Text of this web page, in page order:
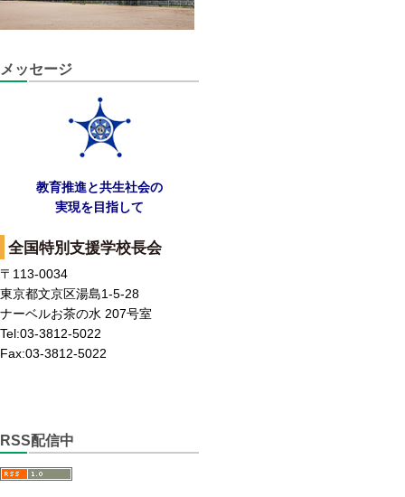
メッセージ
教育推進と共生社会の
実現を目指して
全国特別支援学校長会
〒113-0034
東京都文京区湯島1-5-28
ナーベルお茶の水 207号室
Tel:03-3812-5022
Fax:03-3812-5022
RSS配信中